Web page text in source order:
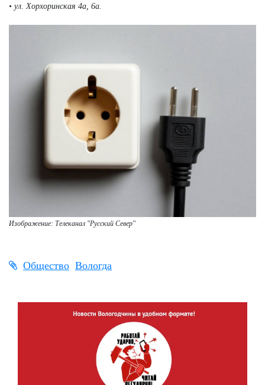
• ул. Хорхоринская 4а, 6а.
Изображение: Телеканал "Русский Север"
Общество Вологда